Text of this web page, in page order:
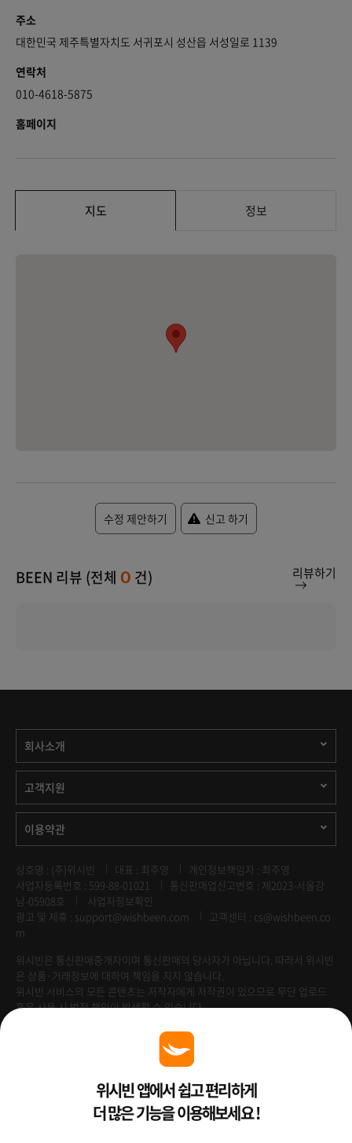
주소
대한민국 제주특별자치도 서귀포시 성산읍 서성일로 1139
연락처
010-4618-5875
홈페이지
지도 정보
수정 제안하기 신고 하기
BEEN 리뷰 (전체 0 건) 리뷰하기
회사소개
고객지원
이용약관
상호명 : (주)위시빈 대표 : 최주영
개인정보책임자 : 최주영
사업자등록번호 : 599-88-01021
통신판매업신고번호 : 제2023-서울강
남-05908호
사업자정보확인
광고 및 제휴 : support@wishbeen.com
고객센터 : cs@wishbeen.co
m
위시빈은 통신판매중개자이며 통신판매의 당사자가 아닙니다. 따라서 위시빈
은 상품·거래정보에 대하여 책임을 지지 않습니다.
위시빈 서비스의 모든 콘텐츠는 저작자에게 저작권이 있으므로 무단 업로드
혹은 사용 시 법적 책임이 발생할 수 있습니다.
Venture Enterprise위시빈 앱에서 쉽고 편리하게
더 많은 기능을 이용해보세요 !